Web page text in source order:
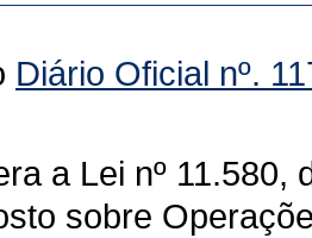
Diário Oficial nº.
a Lei nº 11.580,
sobre